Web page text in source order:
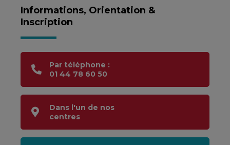
Informations, Orientation &
Inscription
Par téléphone :
01 44 78 60 50
Dans l'un de nos
centres